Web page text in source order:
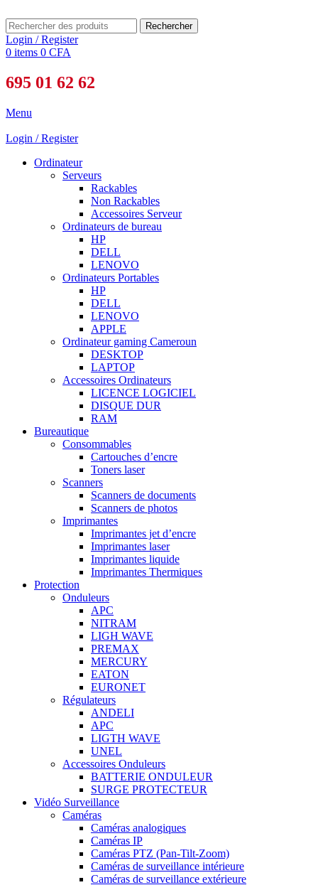
Rechercher
Login / Register
0 items 0 CFA
695 01 62 62
Menu
Login / Register
Ordinateur
Serveurs
Rackables
Non Rackables
Accessoires Serveur
Ordinateurs de bureau
HP
DELL
LENOVO
Ordinateurs Portables
HP
DELL
LENOVO
APPLE
Ordinateur gaming Cameroun
DESKTOP
LAPTOP
Accessoires Ordinateurs
LICENCE LOGICIEL
DISQUE DUR
RAM
Bureautique
Consommables
Cartouches d’encre
Toners laser
Scanners
Scanners de documents
Scanners de photos
Imprimantes
Imprimantes jet d’encre
Imprimantes laser
Imprimantes liquide
Imprimantes Thermiques
Protection
Onduleurs
APC
NITRAM
LIGH WAVE
PREMAX
MERCURY
EATON
EURONET
Régulateurs
ANDELI
APC
LIGTH WAVE
UNEL
Accessoires Onduleurs
BATTERIE ONDULEUR
SURGE PROTECTEUR
Vidéo Surveillance
Caméras
Caméras analogiques
Caméras IP
Caméras PTZ (Pan-Tilt-Zoom)
Caméras de surveillance intérieure
Caméras de surveillance extérieure